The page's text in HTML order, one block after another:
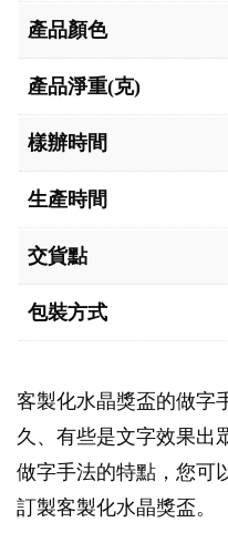
產品顏色
產品淨重(克)
樣辦時間
生產時間
交貨點
包裝方式
客製化水晶獎盃的做字
久、有些是文字效果出
做字手法的特點，您可
訂製客製化水晶獎盃。